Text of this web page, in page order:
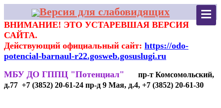
Версия для слабовидящих
ВНИМАНИЕ! ЭТО УСТАРЕВШАЯ ВЕРСИЯ
САЙТА.
Действующий официальный сайт: https://odo-
potencial-barnaul-r22.gosweb.gosuslugi.ru
МБУ ДО ГППЦ "Потенциал"
пр-т Комсомольский,
д.77 +7 (3852) 20-61-24 пр-д 9 Мая, д.4, +7 (3852) 20-61-30